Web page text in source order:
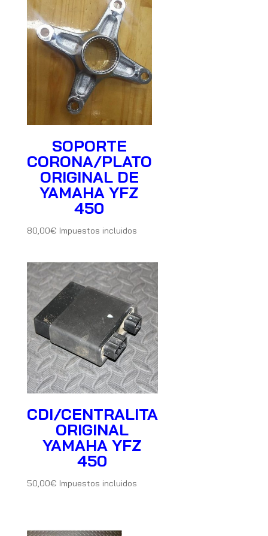
SOPORTE
CORONA/PLATO
ORIGINAL DE
YAMAHA YFZ
450
80,00€ Impuestos incluidos
CDI/CENTRALITA
ORIGINAL
YAMAHA YFZ
450
50,00€ Impuestos incluidos